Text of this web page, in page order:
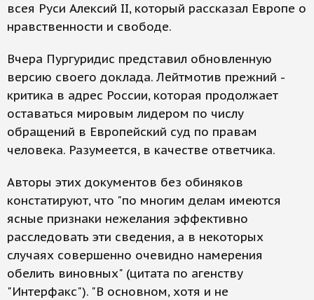
всея Руси Алексий II, который рассказал Европе о
нравственности и свободе.
Вчера Пургуридис представил обновленную
версию своего доклада. Лейтмотив прежний -
критика в адрес России, которая продолжает
оставаться мировым лидером по числу
обращений в Европейский суд по правам
человека. Разумеется, в качестве ответчика.
Авторы этих документов без обиняков
констатируют, что "по многим делам имеются
ясные признаки нежелания эффективно
расследовать эти сведения, а в некоторых
случаях совершенно очевидно намерения
обелить виновных" (цитата по агенству
"Интерфакс"). "В основном, хотя и не